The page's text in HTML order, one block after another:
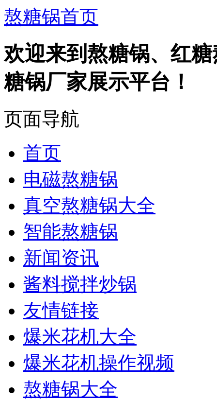
熬糖锅首页
欢迎来到熬糖锅、红
糖锅厂家展示平台！
页面导航
首页
电磁熬糖锅
真空熬糖锅大全
智能熬糖锅
新闻资讯
酱料搅拌炒锅
友情链接
爆米花机大全
爆米花机操作视频
熬糖锅大全